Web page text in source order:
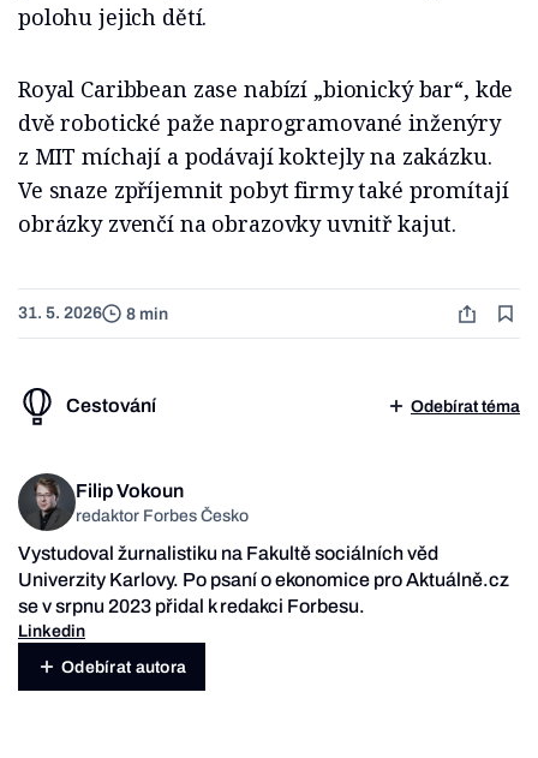
polohu jejich dětí.
Royal Caribbean zase nabízí „bionický bar“, kde
dvě robotické paže naprogramované inženýry
z MIT míchají a podávají koktejly na zakázku.
Ve snaze zpříjemnit pobyt firmy také promítají
obrázky zvenčí na obrazovky uvnitř kajut.
31. 5. 2026 8 min
Cestování Odebírat téma
Filip Vokoun
redaktor Forbes Česko
Vystudoval žurnalistiku na Fakultě sociálních věd
Univerzity Karlovy. Po psaní o ekonomice pro Aktuálně.cz
se v srpnu 2023 přidal k redakci Forbesu.
Linkedin
Odebírat autora